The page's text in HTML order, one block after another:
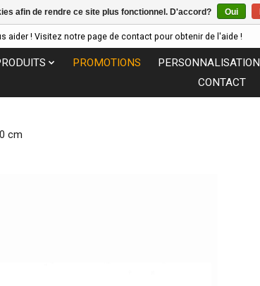
aider ! Visitez notre page de contact pour obtenir de l'aide !
PROMOTIONS PERSONNALISATION
CONTACT
cm
afin de rendre ce site plus fonctionnel. D'accord? Oui